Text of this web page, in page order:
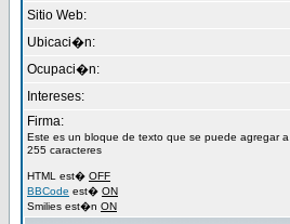
Sitio Web:
Ubicaci�n:
Ocupaci�n:
Intereses:
Firma:
Este es un bloque de texto que se puede agregar
255 caracteres
HTML est� OFF
BBCode est� ON
Smilies est�n ON